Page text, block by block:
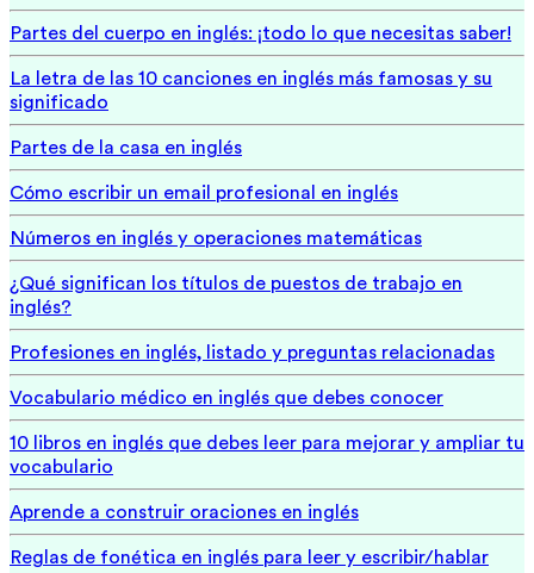
Partes del cuerpo en inglés: ¡todo lo que necesitas saber!
La letra de las 10 canciones en inglés más famosas y su
significado
Partes de la casa en inglés
Cómo escribir un email profesional en inglés
Números en inglés y operaciones matemáticas
¿Qué significan los títulos de puestos de trabajo en
inglés?
Profesiones en inglés, listado y preguntas relacionadas
Vocabulario médico en inglés que debes conocer
10 libros en inglés que debes leer para mejorar y ampliar tu
vocabulario
Aprende a construir oraciones en inglés
Reglas de fonética en inglés para leer y escribir/hablar